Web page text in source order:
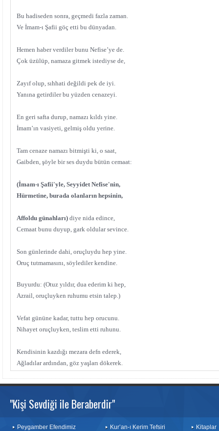
Bu hadiseden sonra, geçmedi fazla zaman.
Ve İmam-ı Şafii göç etti bu dünyadan.
Hemen haber verdiler bunu Nefise’ye de.
Çok üzülüp, namaza gitmek istediyse de,
Zayıf olup, sıhhati değildi pek de iyi.
Yanına getirdiler bu yüzden cenazeyi.
En geri safta durup, namazı kıldı yine.
İmam’ın vasiyeti, gelmiş oldu yerine.
Tam cenaze namazı bitmişti ki, o saat,
Gaibden, şöyle bir ses duydu bütün cemaat:
(İmam-ı Şafii'yle, Seyyidet Nefise'nin,
Hürmetine, burada olanların hepsinin,
Affoldu günahları) diye nida edince,
Cemaat bunu duyup, gark oldular sevince.
Son günlerinde dahi, oruçluydu hep yine.
Oruç tutmamasını, söylediler kendine.
Buyurdu: (Otuz yıldır, dua ederim ki hep,
Azrail, oruçluyken ruhumu etsin talep.)
Vefat gününe kadar, tuttu hep orucunu.
Nihayet oruçluyken, teslim etti ruhunu.
Kendisinin kazdığı mezara defn ederek,
Ağladılar ardından, göz yaşları dökerek.
"Kişi Sevdiği ile Beraberdir"
Peygamber Efendimiz Kur’an-ı Kerim Tefsiri Kitaplar